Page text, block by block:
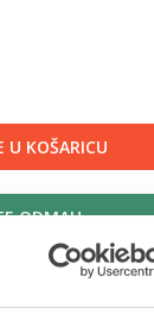
U KOŠARICU
ODMAH